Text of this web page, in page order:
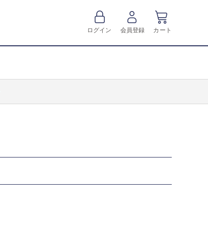
ログイン 会員登録 カート